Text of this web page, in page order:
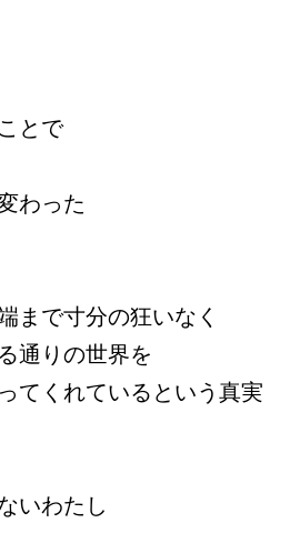
とで
わった
まで寸分の狂いなく
通りの世界を
てくれているという真実
いわたし